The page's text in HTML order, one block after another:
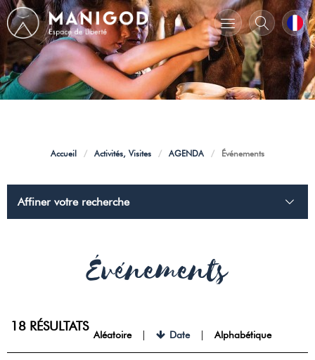
Accueil / Activités, Visites / AGENDA / Événements
Affiner votre recherche
Événements
18 RÉSULTATS
Aléatoire Date Alphabétique